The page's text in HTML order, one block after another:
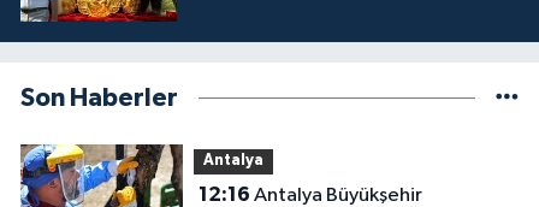
Son Haberler
Antalya
12:16